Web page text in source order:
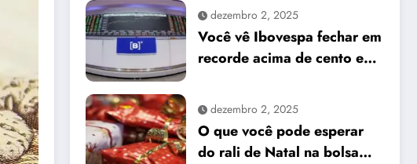
dezembro 2, 2025
Você vê Ibovespa fechar em
recorde acima de cento e
enquanto dólar recua para
cinco reais e trinta e três
centavos
dezembro 2, 2025
O que você pode esperar
do rali de Natal na bolsa